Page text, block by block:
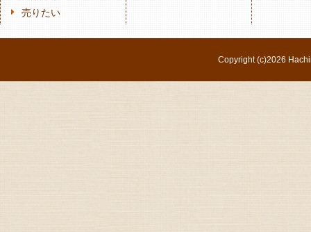
売りたい
Copyright (c)2026